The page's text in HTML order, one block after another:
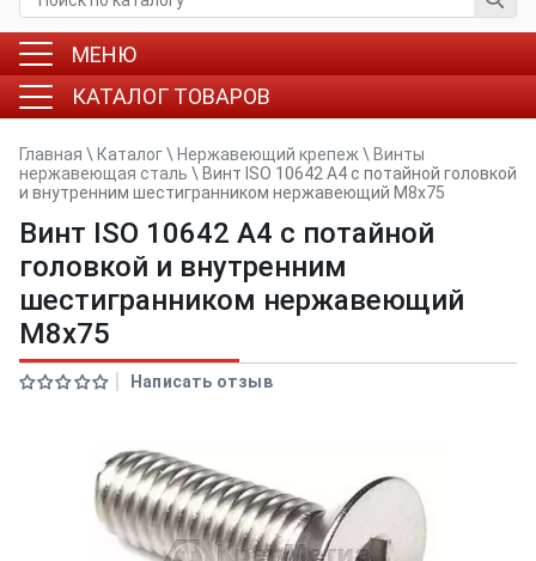
МЕНЮ
КАТАЛОГ ТОВАРОВ
Главная \ Каталог\ Нержавеющий крепеж \ Винты
нержавеющая сталь \ Винт ISO 10642 A4 с потайной головкой
и внутренним шестигранником нержавеющий M8x75
Винт ISO 10642 A4 с потайной
головкой и внутренним
шестигранником нержавеющий
M8x75
Написать отзыв